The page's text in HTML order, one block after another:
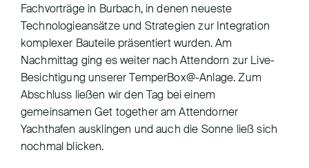
Fachvorträge in Burbach, in denen neueste
Technologieansätze und Strategien zur Integration
komplexer Bauteile präsentiert wurden. Am
Nachmittag ging es weiter nach Attendorn zur Live-
Besichtigung unserer TemperBox@-Anlage. Zum
Abschluss ließen wir den Tag bei einem
gemeinsamen Get together am Attendorner
Yachthafen ausklingen und auch die Sonne ließ sich
nochmal blicken.